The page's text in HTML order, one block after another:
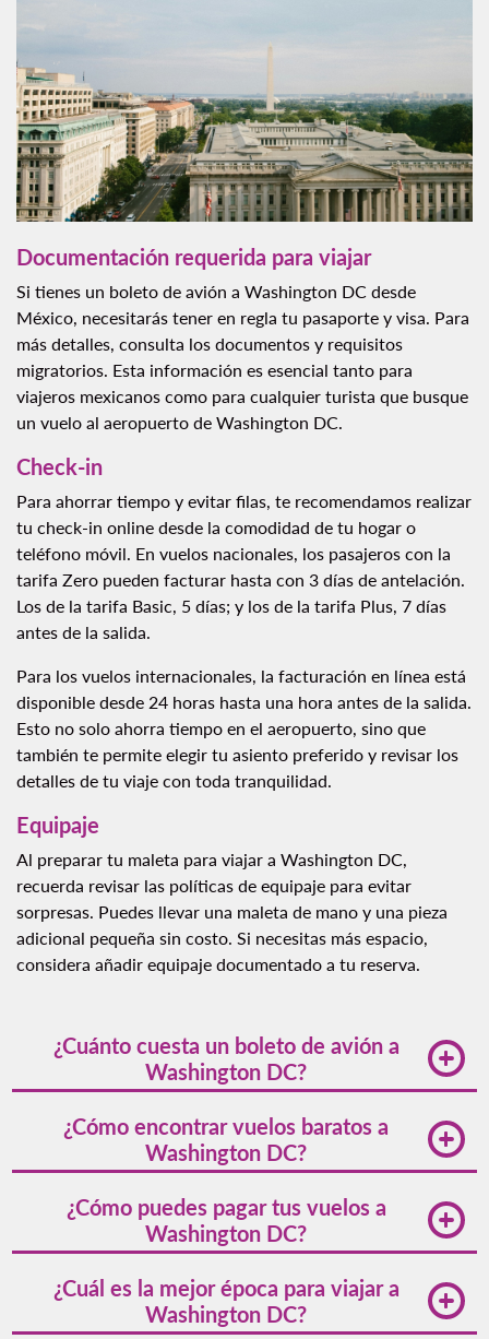
Documentación requerida para viajar
Si tienes un boleto de avión a Washington DC desde
México, necesitarás tener en regla tu pasaporte y visa. Para
más detalles, consulta los documentos y requisitos
migratorios. Esta información es esencial tanto para
viajeros mexicanos como para cualquier turista que busque
un vuelo al aeropuerto de Washington DC.
Check-in
Para ahorrar tiempo y evitar filas, te recomendamos realizar
tu check-in online desde la comodidad de tu hogar o
teléfono móvil. En vuelos nacionales, los pasajeros con la
tarifa Zero pueden facturar hasta con 3 días de antelación.
Los de la tarifa Basic, 5 días; y los de la tarifa Plus, 7 días
antes de la salida.
Para los vuelos internacionales, la facturación en línea está
disponible desde 24 horas hasta una hora antes de la salida.
Esto no solo ahorra tiempo en el aeropuerto, sino que
también te permite elegir tu asiento preferido y revisar los
detalles de tu viaje con toda tranquilidad.
Equipaje
Al preparar tu maleta para viajar a Washington DC,
recuerda revisar las políticas de equipaje para evitar
sorpresas. Puedes llevar una maleta de mano y una pieza
adicional pequeña sin costo. Si necesitas más espacio,
considera añadir equipaje documentado a tu reserva.
¿Cuánto cuesta un boleto de avión a
Washington DC?
puede variar según la temporada y la antelación con la
que compres tu boleto. Generalmente, los boletos de
avión a Washington DC pueden oscilar entre los
[VALOR] y [VALOR] para vuelos desde México, pero
las tarifas pueden cambiar.
¿Cómo encontrar vuelos baratos a
Washington DC?
Washington DC, te recomendamos reservar con
antelación, estar atento a las promociones y volar en
días de baja demanda. Consulta nuestros tips para
ahorrar, donde encontrarás más consejos útiles para
encontrar tarifas económicas.
¿Cómo puedes pagar tus vuelos a
Washington DC?
de crédito, débito, PayPal o en efectivo en cualquiera
de nuestras oficinas. Revisa nuestras opciones de pago
¿Cuál es la mejor época para viajar a
Washington DC?